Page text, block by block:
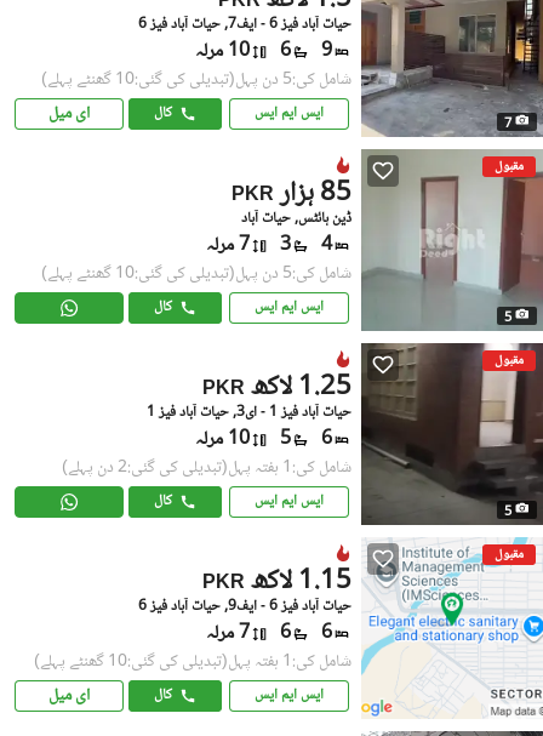
7
حیات آباد فیز 6 - ایف7, حیات آباد فیز 6
9
6 10 مرلہ
شامل کی:5 دن پہل (تبدیلی کی گئی:10 گھنٹے پہلے)
ایس ایم ایس کال ای میل
مقبول
5
PKR 85 ہزار
ڈین ہائٹس, حیات آباد
4
3 7 مرلہ
شامل کی:5 دن پہل (تبدیلی کی گئی:10 گھنٹے پہلے)
ایس ایم ایس کال
مقبول
5
PKR 1.25 لاکھ
حیات آباد فیز 1 - ای3, حیات آباد فیز 1
6
5 10 مرلہ
شامل کی:1 ہفتہ پہل (تبدیلی کی گئی:2 دن پہلے)
ایس ایم ایس کال
مقبول
PKR 1.15 لاکھ
حیات آباد فیز 6 - ایف9, حیات آباد فیز 6
6
6 7 مرلہ
شامل کی:1 ہفتہ پہل (تبدیلی کی گئی:10 گھنٹے پہلے)
ایس ایم ایس کال ای میل